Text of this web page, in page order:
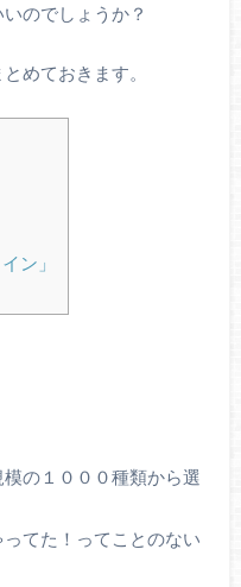
のでしょうか？
めておきます。
ン」
の１０００種類から選
てた！ってことのない